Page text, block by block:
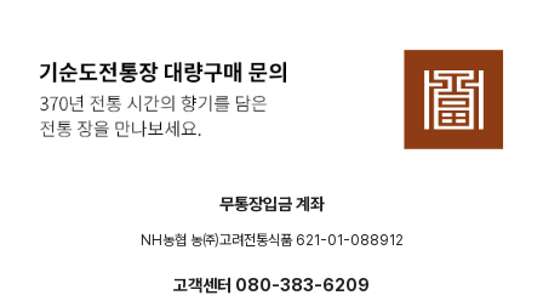
무통장입금 계좌
NH농협 농㈜고려전통식품 621-01-088912
고객센터 080-383-6209